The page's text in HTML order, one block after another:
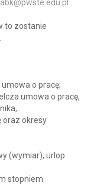
abk@pwste.edu.pl
to zostanie
o pracę;
umowa o pracę,
oraz okresy
(wymiar), urlop
stopniem